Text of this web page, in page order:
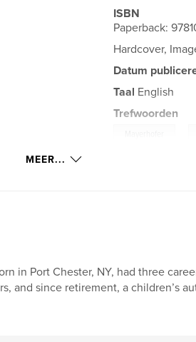
ISBN
Paperback:
Hardcover,
Datum
Taal English
Trefwoorden
MEER...
in Port Chester, NY, had three
and since retirement, a children’s